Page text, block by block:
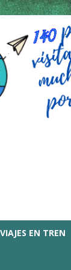
VIAJES EN TREN